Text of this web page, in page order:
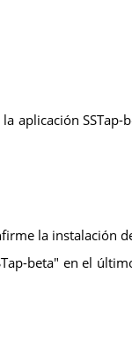
aplicación
la instalación
beta" en el